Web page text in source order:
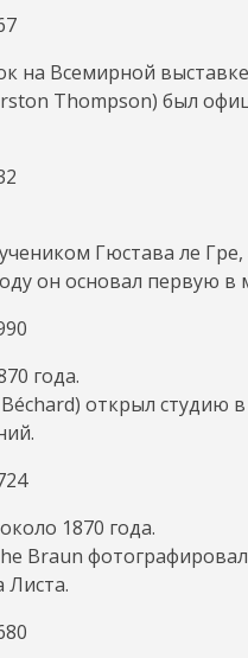
на Всемирной
Thompson) был
Гюстава ле
он основал первую в
года.
открыл студию
1870 года.
Braun
Листа.